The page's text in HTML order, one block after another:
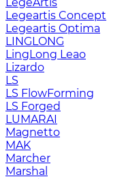
Legeartis Concept
Legeartis Optima
LINGLONG
LingLong Leao
Lizardo
LS
LS FlowForming
LS Forged
LUMARAI
Magnetto
MAK
Marcher
Marshal